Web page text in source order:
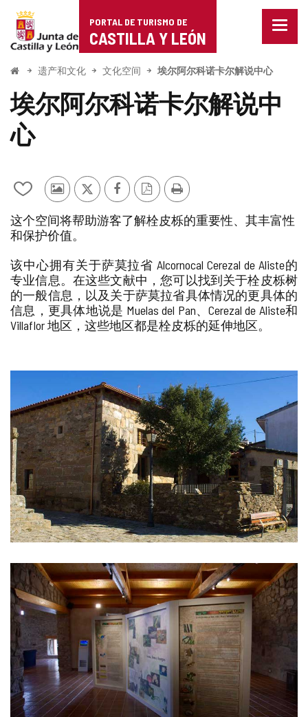
Portal
de
Turismo
de
Castilla
y
León
PORTAL DE TURISMO DE
CASTILLA Y LEÓN
菜
显
示
开
遗产和文化 文化空间 埃尔阿尔科诺卡尔解说中心
埃尔阿尔科诺卡尔解说中
心
从
的
笔
本
中
加/
删
除
其
游
客
照
片
推
Facebook
PDF
本
打
这个空间将帮助游客了解栓皮栎的重要性、其丰富性
和保护价值。
该中心拥有关于萨莫拉省 Alcornocal Cerezal de Aliste的
专业信息。在这些文献中，您可以找到关于栓皮栎树
的一般信息，以及关于萨莫拉省具体情况的更具体的
信息，更具体地说是 Muelas del Pan、Cerezal de Aliste和
Villaflor 地区，这些地区都是栓皮栎的延伸地区。
片
库